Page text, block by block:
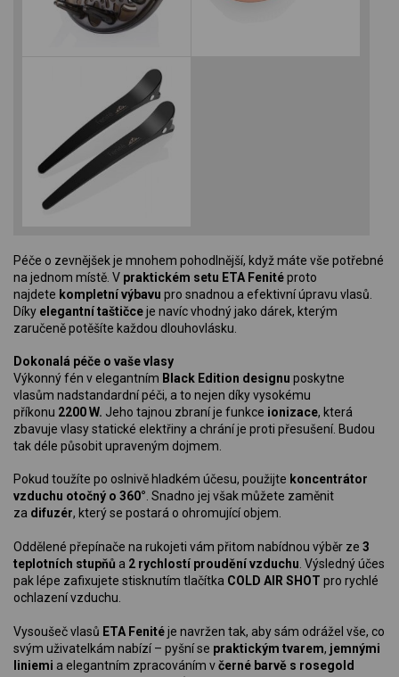
Péče o zevnějšek je mnohem pohodlnější, když máte vše potřebné
na jednom místě. V praktickém setu ETA Fenitéproto
najdete kompletní výbavu pro snadnou a efektivní úpravu vlasů.
Díky elegantní taštičceje navíc vhodný jako dárek, kterým
zaručeně potěšíte každou dlouhovlásku.
Dokonalá péče o vaše vlasy
Výkonný fén v elegantním Black Edition designu poskytne
vlasům nadstandardní péči, a to nejen díky vysokému
příkonu 2200 W. Jeho tajnou zbraní je funkce ionizace, která
zbavuje vlasy statické elektřiny a chrání je proti přesušení. Budou
tak déle působit upraveným dojmem.
Pokud toužíte po oslnivě hladkém účesu, použijte koncentrátor
vzduchu otočný o 360° . Snadno jej však můžete zaměnit
za difuzér, který se postará o ohromující objem.
Oddělené přepínače na rukojeti vám přitom nabídnou výběr ze 3
teplotních stupňů a 2 rychlostí proudění vzduchu . Výsledný účes
pak lépe zafixujete stisknutím tlačítka COLD AIR SHOT pro rychlé
ochlazení vzduchu.
Vysoušeč vlasů ETA Fenitéje navržen tak, aby sám odrážel vše, co
svým uživatelkám nabízí – pyšní se praktickým tvarem, jemnými
liniemi a elegantním zpracováním včerné barvě s rosegold